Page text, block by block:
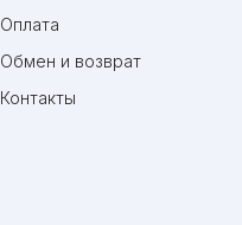
Оплата
Обмен и возврат
Контакты